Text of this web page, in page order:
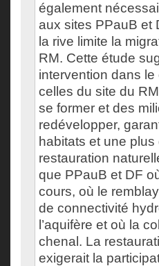
également
aux sites PPauB et
la rive limite la
RM. Cette étude
intervention dans
celles du site du
se former et des
redévelopper,
habitats et une
restauration
que PPauB et DF
cours, où le
de connectivité
l’aquifère et où la
chenal. La
exigerait la